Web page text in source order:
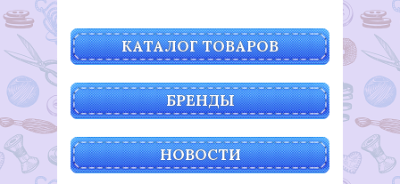
КАТАЛОГ ТОВАРОВ
БРЕНДЫ
НОВОСТИ